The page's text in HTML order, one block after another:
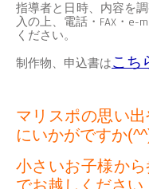
指導者と日時、内容を
入の上、電話・FAX・e-
ください。
制作物、申込書はこち
マリスポの思い
にいかがですか
小さいお子様か
でお越しください